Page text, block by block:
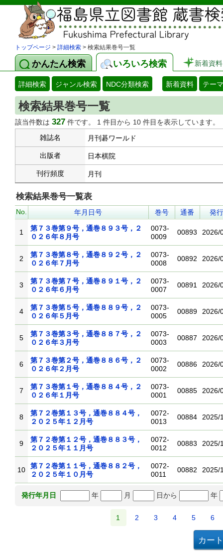
トップページ > 詳細検索 > 検索結果巻号一覧
かんたん検索 いろいろ検索 新着資料
詳細検索 ジャンル検索 NDC分類検索 新着資料 テー
検索結果巻号一覧
該当件数は 327 件です。 1 件目から 10 件目を表示しています。
雑誌名
月刊碁ワールド
出版者 日本棋院
刊行頻度 月刊
検索結果巻号一覧表
No. 年月日号 巻号 通番 発
1
第７３巻第９号，通巻８９３号，２
０２６年８月号
0073-
0009
00893 2026/
2
第７３巻第８号，通巻８９２号，２
０２６年７月号
0073-
0008
00892 2026/
3
第７３巻第７号，通巻８９１号，２
０２６年６月号
0073-
0007
00891 2026/
4
第７３巻第５号，通巻８８９号，２
０２６年５月号
0073-
0005
00889 2026/
5
第７３巻第３号，通巻８８７号，２
０２６年３月号
0073-
0003
00887 2026/
6
第７３巻第２号，通巻８８６号，２
０２６年２月号
0073-
0002
00886 2026/
7
第７３巻第１号，通巻８８４号，２
０２６年１月号
0073-
0001
00885 2026/
8
第７２巻第１３号，通巻８８４号，
２０２５年１２月号
0072-
0013
00884 2025/
9
第７２巻第１２号，通巻８８３号，
２０２５年１１月号
0072-
0012
00883 2025/
10
第７２巻第１１号，通巻８８２号，
２０２５年１０月号
0072-
0011
00882 2025/
発行年月日 年 月 日から 年
1 2 3 4 5 6